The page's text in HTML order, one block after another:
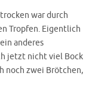
war durch
Tropfen. Eigentlich
anderes
jetzt nicht viel Bock
noch zwei Brötchen,